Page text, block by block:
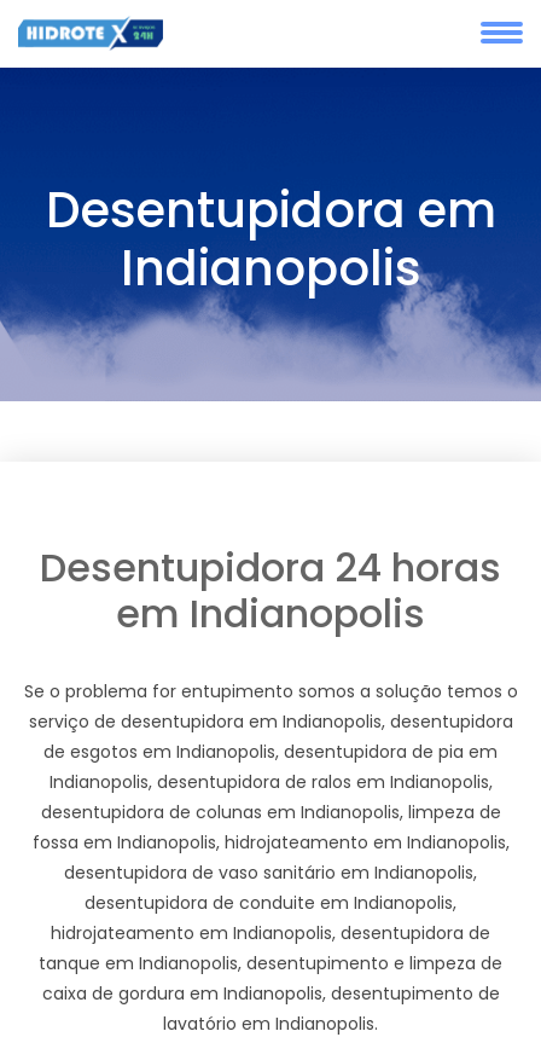
Desentupidora em
Indianopolis
Desentupidora 24 horas
em Indianopolis
Se o problema for entupimento somos a solução temos o
serviço de desentupidora em Indianopolis, desentupidora
de esgotos em Indianopolis, desentupidora de pia em
Indianopolis, desentupidora de ralos em Indianopolis,
desentupidora de colunas em Indianopolis, limpeza de
fossa em Indianopolis, hidrojateamento em Indianopolis,
desentupidora de vaso sanitário em Indianopolis,
desentupidora de conduite em Indianopolis,
hidrojateamento em Indianopolis, desentupidora de
tanque em Indianopolis, desentupimento e limpeza de
caixa de gordura em Indianopolis, desentupimento de
lavatório em Indianopolis.